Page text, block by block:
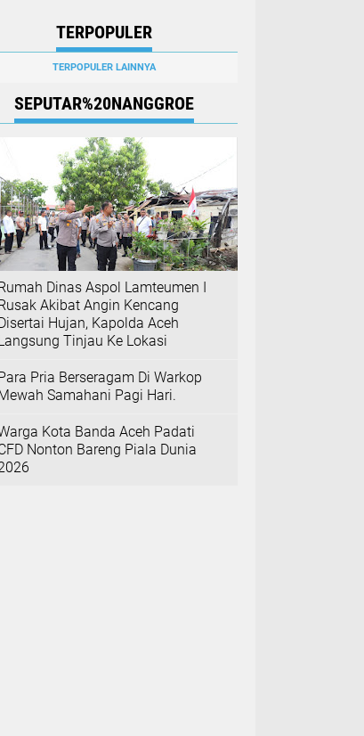
TERPOPULER
TERPOPULER LAINNYA
SEPUTAR%20NANGGROE
Dinas Aspol Lamteumen I
Akibat Angin Kencang
Hujan, Kapolda Aceh
Tinjau Ke Lokasi
Pria Berseragam Di Warkop
Samahani Pagi Hari.
Kota Banda Aceh Padati
Nonton Bareng Piala Dunia